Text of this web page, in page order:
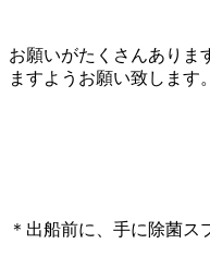
お願いがたくさんありま
ますようお願い致します。
＊出船前に、手に除菌ス